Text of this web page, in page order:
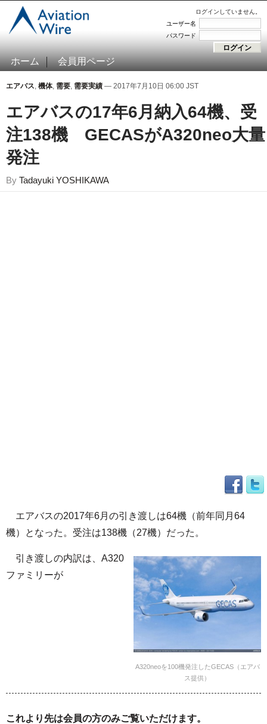
ログインしていません。
ユーザー名
パスワード
ホーム 会員用ページ
エアバス, 機体, 需要, 需要実績 — 2017年7月10日 06:00 JST
エアバスの17年6月納入64機、受
注138機 GECASがA320neo大量
発注
By Tadayuki YOSHIKAWA
エアバスの2017年6月の引き渡しは64機（前年同月64
機）となった。受注は138機（27機）だった。
A320neoを100機発注したGECAS（エアバ
ス提供）
引き渡しの内訳は、A320
ファミリーが
これより先は会員の方のみご覧いただけます。